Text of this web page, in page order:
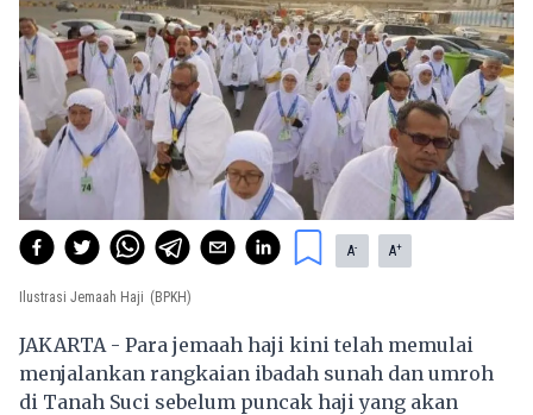
A- A+
Ilustrasi Jemaah Haji (BPKH)
JAKARTA - Para jemaah haji kini telah memulai
menjalankan rangkaian ibadah sunah dan umroh
di Tanah Suci sebelum puncak haji yang akan